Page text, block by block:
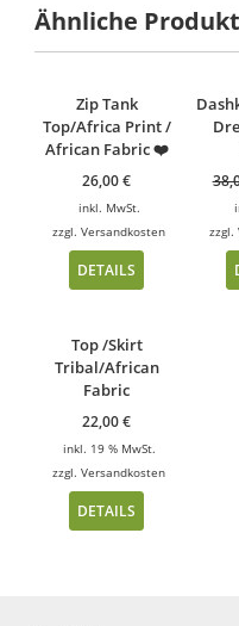
Ähnliche
Zip Tank
Top/Africa Print /
African Fabric ❤️
26,00€
inkl. MwSt.
zzgl.Versandkosten
DETAILS
zzgl.
Top /Skirt
Tribal/African
Fabric
22,00€
inkl. 19 % MwSt.
zzgl.Versandkosten
DETAILS